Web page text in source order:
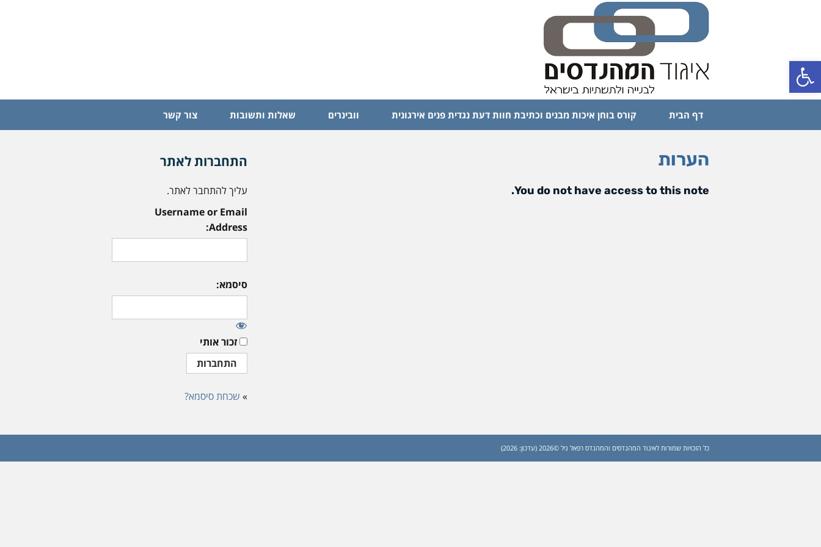
פתח סרגל נגישות
דף הבית קורס בוחן איכות מבנים וכתיבת חוות דעת נגדית פנים אירגונית וובינרים שאלות ותשובות צור קשר
הערות
You do not have access to this note.
התחברות לאתר
עליך להתחבר לאתר.
Username or Email
Address:
סיסמא:
זכור אותי
» שכחת סיסמא?
כל הזכויות שמורות לאיגוד המהנדסים והמהנדס רפאל גיל ©2026 (עדכון: 2026)